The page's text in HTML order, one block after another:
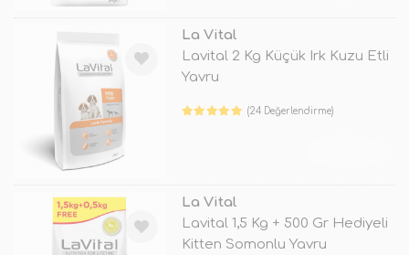
La Vital
Lavital 2 Kg Küçük Irk Kuzu Etli
Yavru
(24 Değerlendirme)
La Vital
Lavital 1,5 Kg + 500 Gr Hediyeli
Kitten Somonlu Yavru